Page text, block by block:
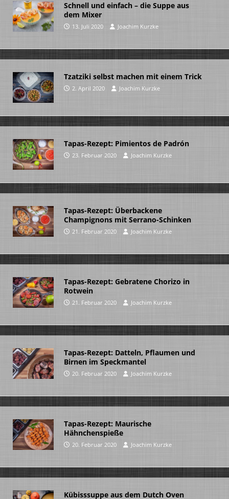
Schnell und einfach – die Suppe aus
dem Mixer
13. Juli 2020 Joachim Kurzke
Tzatziki selbst machen mit einem Trick
2. April 2020 Joachim Kurzke
Tapas-Rezept: Pimientos de Padrón
23. Februar 2020 Joachim Kurzke
Tapas-Rezept: Überbackene
Champignons mit Serrano-Schinken
21. Februar 2020 Joachim Kurzke
Tapas-Rezept: Gebratene Chorizo in
Rotwein
21. Februar 2020 Joachim Kurzke
Tapas-Rezept: Datteln, Pflaumen und
Birnen im Speckmantel
20. Februar 2020 Joachim Kurzke
Tapas-Rezept: Maurische
Hähnchenspieße
20. Februar 2020 Joachim Kurzke
Kübisssuppe aus dem Dutch Oven